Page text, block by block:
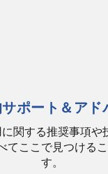
ポート＆アド
関する推奨事項や
てここで見つける
す。